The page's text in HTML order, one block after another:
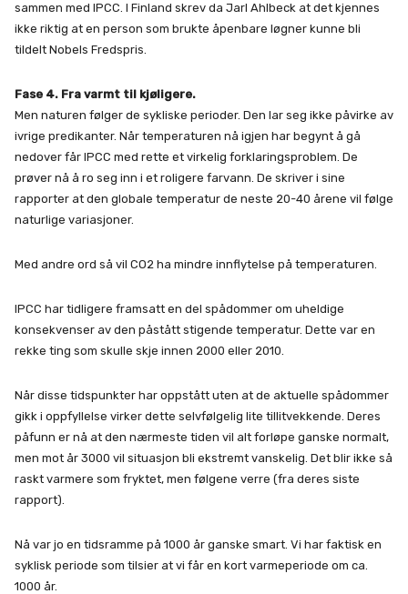
sammen med IPCC. I Finland skrev da Jarl Ahlbeck at det kjennes
ikke riktig at en person som brukte åpenbare løgner kunne bli
tildelt Nobels Fredspris.
Fase 4. Fra varmt til kjøligere.
Men naturen følger de sykliske perioder. Den lar seg ikke påvirke av
ivrige predikanter. Når temperaturen nå igjen har begynt å gå
nedover får IPCC med rette et virkelig forklaringsproblem. De
prøver nå å ro seg inn i et roligere farvann. De skriver i sine
rapporter at den globale temperatur de neste 20-40 årene vil følge
naturlige variasjoner.
Med andre ord så vil CO2 ha mindre innflytelse på temperaturen.
IPCC har tidligere framsatt en del spådommer om uheldige
konsekvenser av den påstått stigende temperatur. Dette var en
rekke ting som skulle skje innen 2000 eller 2010.
Når disse tidspunkter har oppstått uten at de aktuelle spådommer
gikk i oppfyllelse virker dette selvfølgelig lite tillitvekkende. Deres
påfunn er nå at den nærmeste tiden vil alt forløpe ganske normalt,
men mot år 3000 vil situasjon bli ekstremt vanskelig. Det blir ikke så
raskt varmere som fryktet, men følgene verre (fra deres siste
rapport).
Nå var jo en tidsramme på 1000 år ganske smart. Vi har faktisk en
syklisk periode som tilsier at vi får en kort varmeperiode om ca.
1000 år.